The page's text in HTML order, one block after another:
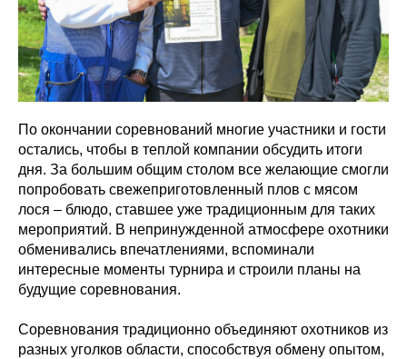
По окончании соревнований многие участники и гости
остались, чтобы в теплой компании обсудить итоги
дня. За большим общим столом все желающие смогли
попробовать свежеприготовленный плов с мясом
лося – блюдо, ставшее уже традиционным для таких
мероприятий. В непринужденной атмосфере охотники
обменивались впечатлениями, вспоминали
интересные моменты турнира и строили планы на
будущие соревнования.
Соревнования традиционно объединяют охотников из
разных уголков области, способствуя обмену опытом,